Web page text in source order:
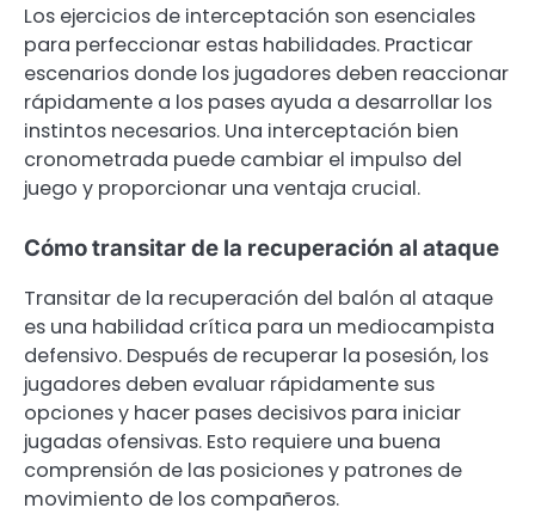
Los ejercicios de interceptación son esenciales
para perfeccionar estas habilidades. Practicar
escenarios donde los jugadores deben reaccionar
rápidamente a los pases ayuda a desarrollar los
instintos necesarios. Una interceptación bien
cronometrada puede cambiar el impulso del
juego y proporcionar una ventaja crucial.
Cómo transitar de la recuperación al ataque
Transitar de la recuperación del balón al ataque
es una habilidad crítica para un mediocampista
defensivo. Después de recuperar la posesión, los
jugadores deben evaluar rápidamente sus
opciones y hacer pases decisivos para iniciar
jugadas ofensivas. Esto requiere una buena
comprensión de las posiciones y patrones de
movimiento de los compañeros.